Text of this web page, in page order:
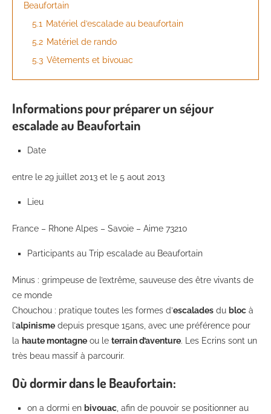
Beaufortain
5.1 Matériel d’escalade au beaufortain
5.2 Matériel de rando
5.3 Vêtements et bivouac
Informations pour préparer un séjour
escalade au Beaufortain
Date
entre le 29 juillet 2013 et le 5 aout 2013
Lieu
France – Rhone Alpes – Savoie – Aime 73210
Participants au Trip escalade au Beaufortain
Minus : grimpeuse de l’extrême, sauveuse des être vivants de
ce monde
Chouchou : pratique toutes les formes d’escalades du bloc à
l’alpinisme depuis presque 15ans, avec une préférence pour
la haute montagne ou le terrain d’aventure. Les Ecrins sont un
très beau massif à parcourir.
Où dormir dans le Beaufortain:
on a dormi en bivouac, afin de pouvoir se positionner au